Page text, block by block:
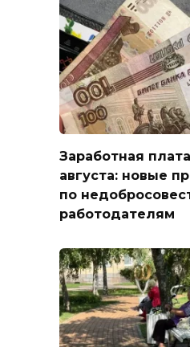
Заработная
августа: новые
по
работодателям